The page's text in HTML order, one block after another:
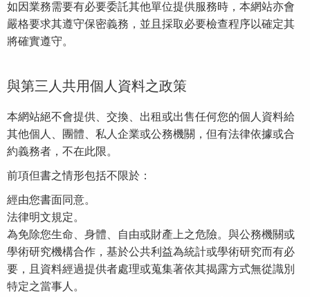
如因業務需要有必要委託其他單位提供服務時，本網站亦會
嚴格要求其遵守保密義務，並且採取必要檢查程序以確定其
將確實遵守。
與第三人共用個人資料之政策
本網站絕不會提供、交換、出租或出售任何您的個人資料給
其他個人、團體、私人企業或公務機關，但有法律依據或合
約義務者，不在此限。
前項但書之情形包括不限於：
經由您書面同意。
法律明文規定。
為免除您生命、身體、自由或財產上之危險。與公務機關或
學術研究機構合作，基於公共利益為統計或學術研究而有必
要，且資料經過提供者處理或蒐集著依其揭露方式無從識別
特定之當事人。